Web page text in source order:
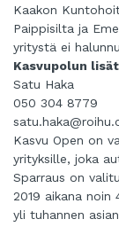
Kaakon
Paippisilta ja
yritystä ei
Kasvupolun
Satu Haka
050 304 8779
Kasvu Open on
yrityksille, joka
Sparraus on
2019 aikana noin
yli tuhannen